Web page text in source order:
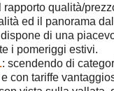
rapporto qualità/
ed il panorama
di una
i pomeriggi estivi.
: scendendo di
con tariffe